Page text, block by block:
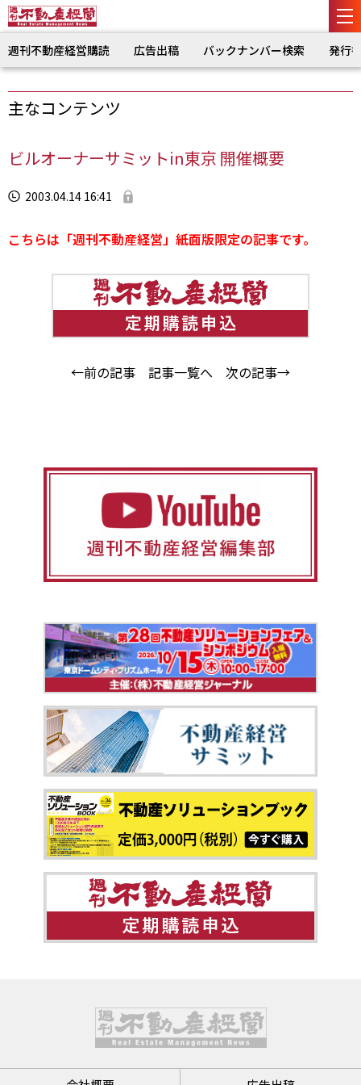
週刊不動産経営購読 広告出稿 バックナンバー検索 発行
主なコンテンツ
ビルオーナーサミットin東京 開催概要
2003.04.14 16:41
こちらは「週刊不動産経営」紙面版限定の記事です。
←前の記事 記事一覧へ 次の記事→